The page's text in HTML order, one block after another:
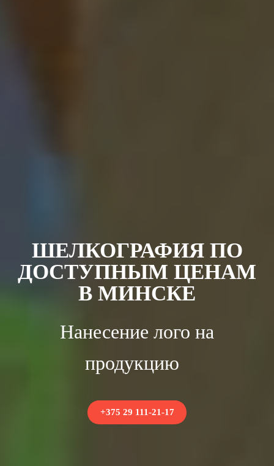
ШЕЛКОГРАФИЯ ПО
ДОСТУПНЫМ ЦЕНАМ
В МИНСКЕ
Нанесение лого на
продукцию
+375 29 111-21-17